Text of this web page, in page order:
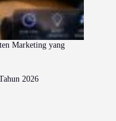
Marketing yang
2026